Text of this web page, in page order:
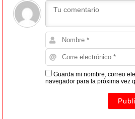
Guarda mi nombre, correo
navegador para la próxima vez